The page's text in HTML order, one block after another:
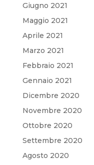
Giugno 2021
Maggio 2021
Aprile 2021
Marzo 2021
Febbraio 2021
Gennaio 2021
Dicembre 2020
Novembre 2020
Ottobre 2020
Settembre 2020
Agosto 2020